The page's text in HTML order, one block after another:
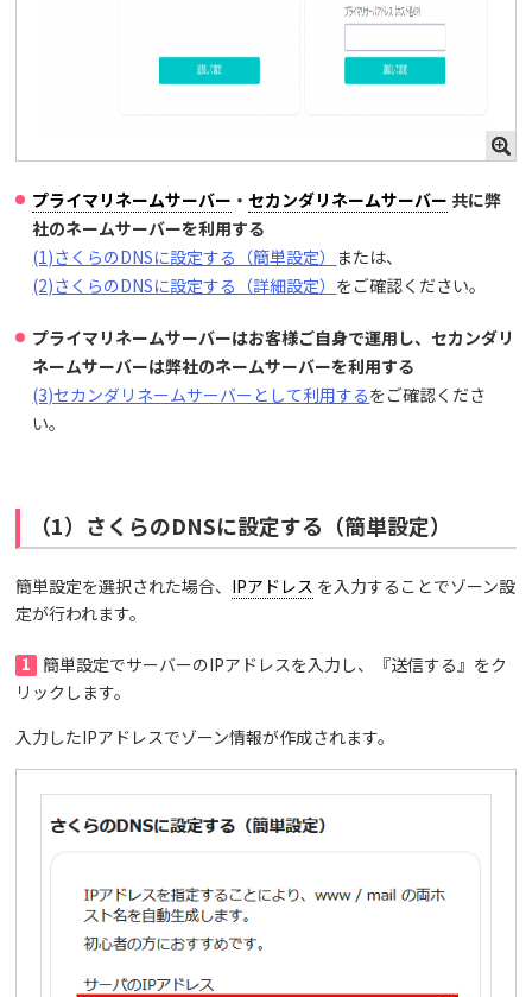
プライマリネームサーバー ・セカンダリネームサーバー 共に弊
社のネームサーバーを利用する
(1)さくらのDNSに設定する（簡単設定） または、
(2)さくらのDNSに設定する（詳細設定） をご確認ください。
プライマリネームサーバーはお客様ご自身で運用し、セカンダリ
ネームサーバーは弊社のネームサーバーを利用する
(3)セカンダリネームサーバーとして利用するをご確認くださ
い。
（1）さくらのDNSに設定する（簡単設定）
簡単設定を選択された場合、 IPアドレス を入力することでゾーン設
定が行われます。
1
簡単設定でサーバーのIPアドレスを入力し、『送信する』をク
リックします。
入力したIPアドレスでゾーン情報が作成されます。